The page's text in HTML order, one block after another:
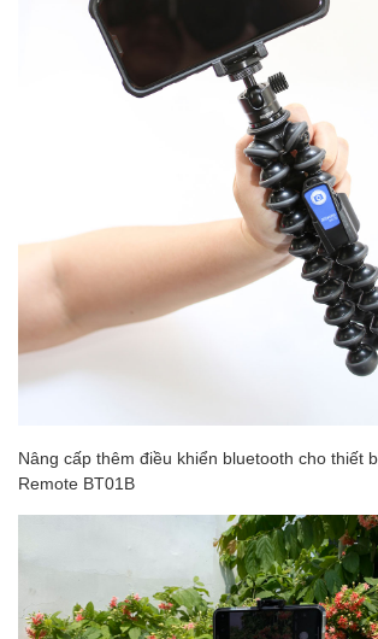
Nâng cấp thêm điều khiển bluetooth cho thiết
Remote BT01B